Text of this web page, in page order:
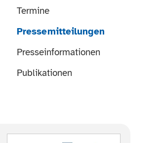
Termine
Pressemitteilungen
Presseinformationen
Publikationen